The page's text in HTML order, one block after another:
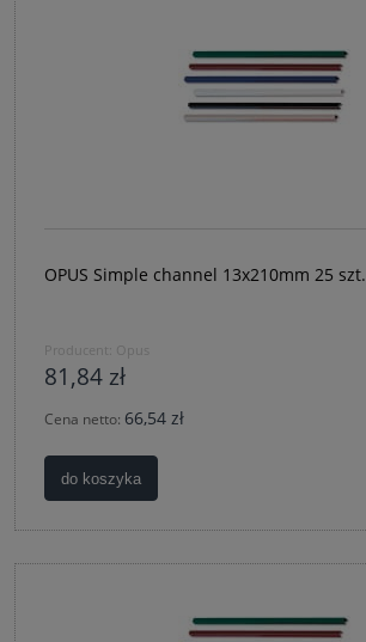
OPUS Simple channel 13x210mm 25 szt.
Producent: Opus
81,84 zł
Cena netto: 66,54 zł
do koszyka